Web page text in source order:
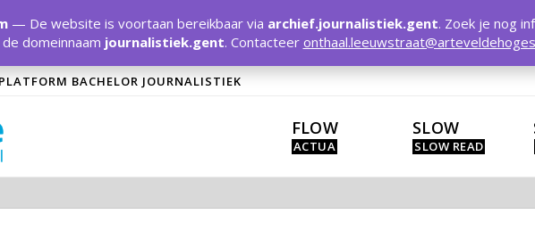
BACHELOR JOURNALISTIEK
FLOW SLOW
— De website is voortaan bereikbaar via archief.journalistiek.gent. Zoek je nog
domeinnaam journalistiek.gent. Contacteer